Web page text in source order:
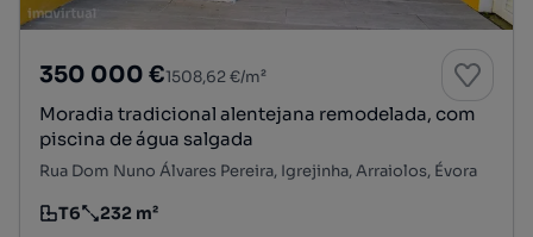
350 000 €1508,62 €/m²
Moradia tradicional alentejana remodelada, com
piscina de água salgada
Rua Dom Nuno Álvares Pereira, Igrejinha, Arraiolos, Évora
Tipologia
T6
Preço por metro quadrado
232 m²